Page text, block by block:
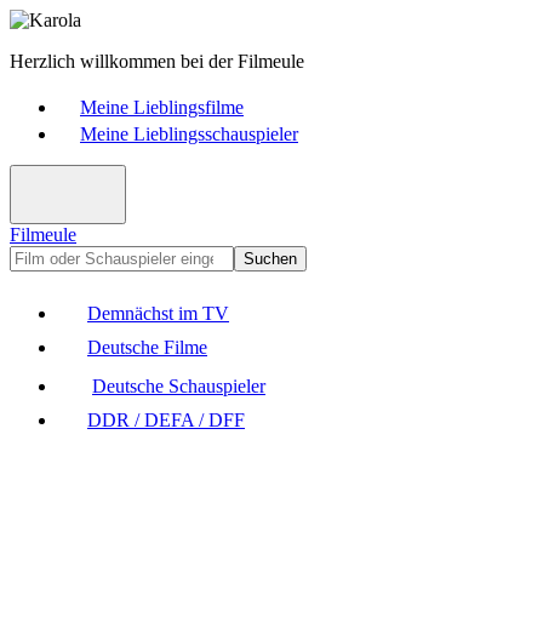
Herzlich willkommen bei der Filmeule
Meine Lieblingsfilme
Meine Lieblingsschauspieler
Filmeule
Suchen
Demnächst im TV
Deutsche Filme
Deutsche Schauspieler
DDR / DEFA / DFF